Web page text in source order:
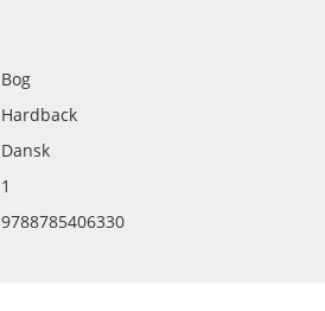
Bog
Hardback
Dansk
1
9788785406330